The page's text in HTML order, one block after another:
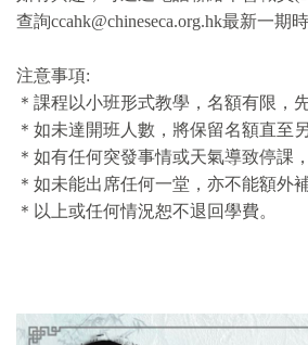
查詢ccahk@chineseca.org.hk最新一期
注意事項:
＊課程以小班形式教學，名額有限，
＊如未達開班人數，將保留名額直至
＊如有任何突發事情或天氣導致停課
＊如未能出席任何一堂，亦不能額外
＊以上或任何情況恕不退回學費。